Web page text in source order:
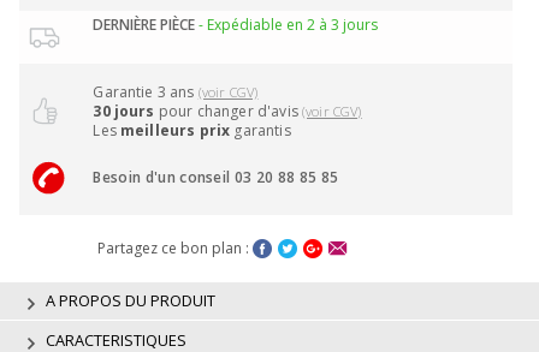
DERNIÈRE PIÈCE- Expédiable en 2 à 3 jours
Garantie 3 ans (voir CGV)
30 jours pour changer d'avis(voir CGV)
Les meilleurs prix garantis
Besoin d'un conseil 03 20 88 85 85
Partagez ce bon plan :
A PROPOS DU PRODUIT
CARACTERISTIQUES